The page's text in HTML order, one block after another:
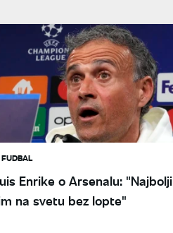
FUDBAL
Enrike o Arsenalu: "Najbolji
na svetu bez lopte"